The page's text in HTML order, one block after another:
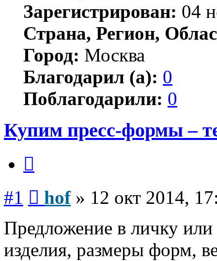
Зарегистрирован: 04
Страна, Регион,
Город: Москва
Благодарил (а): 0
Поблагодарили: 0
Купим пресс-формы –
#1 hof» 12 окт 2014,
Предложение в личку
изделия, размеры форм,